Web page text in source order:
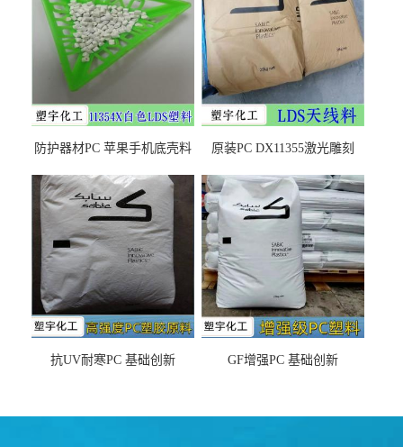
防护器材PC 苹果手机底壳料
之忧
原装PC DX11355激光雕刻
抗UV耐寒PC 基础创新
GF增强PC 基础创新